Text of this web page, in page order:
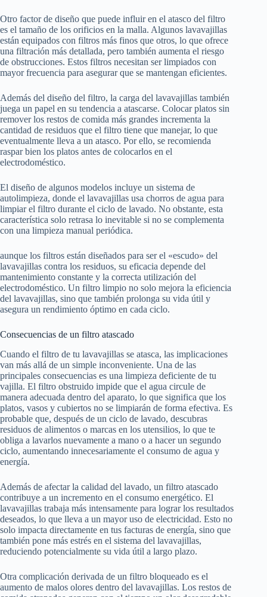
Otro factor de diseño que puede influir en el atasco del filtro
es el tamaño de los orificios en la malla. Algunos lavavajillas
están equipados con filtros más finos que otros, lo que ofrece
una filtración más detallada, pero también aumenta el riesgo
de obstrucciones. Estos filtros necesitan ser limpiados con
mayor frecuencia para asegurar que se mantengan eficientes.
Además del diseño del filtro, la carga del lavavajillas también
juega un papel en su tendencia a atascarse. Colocar platos sin
remover los restos de comida más grandes incrementa la
cantidad de residuos que el filtro tiene que manejar, lo que
eventualmente lleva a un atasco. Por ello, se recomienda
raspar bien los platos antes de colocarlos en el
electrodoméstico.
El diseño de algunos modelos incluye un sistema de
autolimpieza, donde el lavavajillas usa chorros de agua para
limpiar el filtro durante el ciclo de lavado. No obstante, esta
característica solo retrasa lo inevitable si no se complementa
con una limpieza manual periódica.
aunque los filtros están diseñados para ser el «escudo» del
lavavajillas contra los residuos, su eficacia depende del
mantenimiento constante y la correcta utilización del
electrodoméstico. Un filtro limpio no solo mejora la eficiencia
del lavavajillas, sino que también prolonga su vida útil y
asegura un rendimiento óptimo en cada ciclo.
Consecuencias de un filtro atascado
Cuando el filtro de tu lavavajillas se atasca, las implicaciones
van más allá de un simple inconveniente. Una de las
principales consecuencias es una limpieza deficiente de tu
vajilla. El filtro obstruido impide que el agua circule de
manera adecuada dentro del aparato, lo que significa que los
platos, vasos y cubiertos no se limpiarán de forma efectiva. Es
probable que, después de un ciclo de lavado, descubras
residuos de alimentos o marcas en los utensilios, lo que te
obliga a lavarlos nuevamente a mano o a hacer un segundo
ciclo, aumentando innecesariamente el consumo de agua y
energía.
Además de afectar la calidad del lavado, un filtro atascado
contribuye a un incremento en el consumo energético. El
lavavajillas trabaja más intensamente para lograr los resultados
deseados, lo que lleva a un mayor uso de electricidad. Esto no
solo impacta directamente en tus facturas de energía, sino que
también pone más estrés en el sistema del lavavajillas,
reduciendo potencialmente su vida útil a largo plazo.
Otra complicación derivada de un filtro bloqueado es el
aumento de malos olores dentro del lavavajillas. Los restos de